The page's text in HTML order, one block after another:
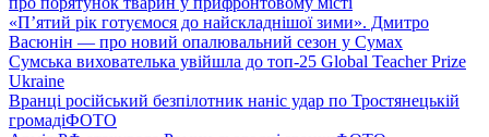
«П’ятий рік готуємося до найскладнішої зими». Дмитро
Васюнін — про новий опалювальний сезон у Сумах
Сумська вихователька увійшла до топ-25 Global Teacher Prize
Ukraine
Вранці російський безпілотник наніс удар по Тростянецькій
громадіФОТО